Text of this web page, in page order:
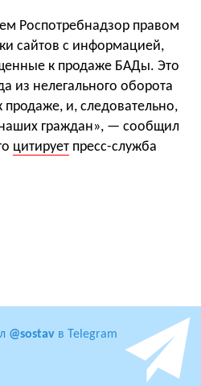
Роспотребнадзор правом
сайтов с информацией,
к продаже БАДы. Это
из нелегального оборота
и, следовательно,
граждан», — сообщил
цитирует пресс-служба
@sostav в Telegram